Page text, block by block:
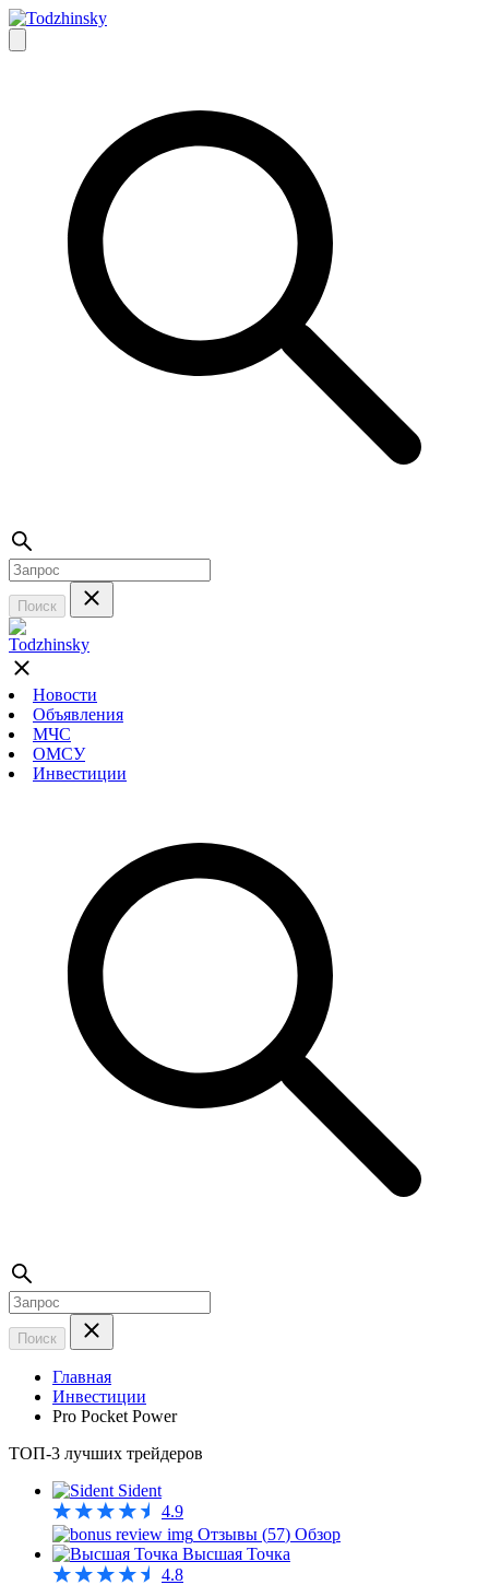
Поиск
Новости
Объявления
МЧС
ОМСУ
Инвестиции
Поиск
Главная
Инвестиции
Pro Pocket Power
ТОП-3 лучших трейдеров
Sident
4.9
Отзывы (57) Обзор
Высшая Точка
4.8